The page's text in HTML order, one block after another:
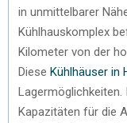
in unmittelbarer
Kühlhauskomplex
Kilometer von der
Diese Kühlhäuser in
Lagermöglichkeiten.
Kapazitäten für die